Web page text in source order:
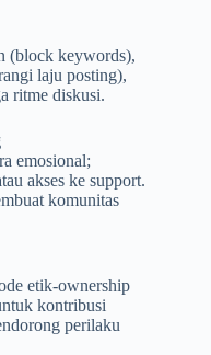
(block keywords),
laju posting),
ritme diskusi.
emosional;
akses ke support.
komunitas
etik-ownership
kontribusi
perilaku